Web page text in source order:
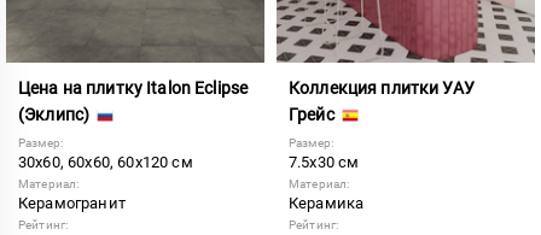
Цена на плитку Italon Eclipse
(Эклипс)
Размер:
30x60, 60x60, 60x120 см
Материал:
Керамогранит
Рейтинг:
Коллекция плитки УАУ
Грейс
Размер:
7.5x30 см
Материал:
Керамика
Рейтинг: